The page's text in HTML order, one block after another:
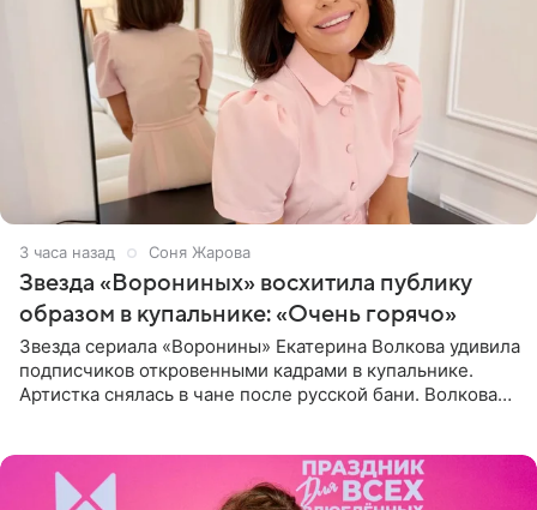
3 часа назад Соня Жарова
Звезда «Ворониных» восхитила публику
образом в купальнике: «Очень горячо»
Звезда сериала «Воронины» Екатерина Волкова удивила
подписчиков откровенными кадрами в купальнике.
Артистка снялась в чане после русской бани. Волкова